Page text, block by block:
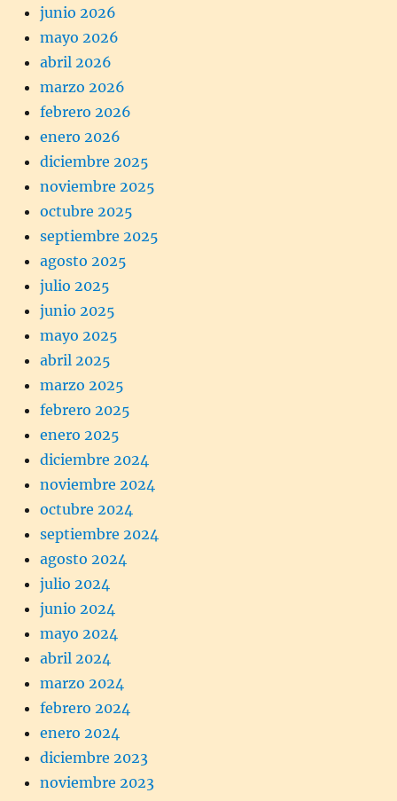
junio 2026
mayo 2026
abril 2026
marzo 2026
febrero 2026
enero 2026
diciembre 2025
noviembre 2025
octubre 2025
septiembre 2025
agosto 2025
julio 2025
junio 2025
mayo 2025
abril 2025
marzo 2025
febrero 2025
enero 2025
diciembre 2024
noviembre 2024
octubre 2024
septiembre 2024
agosto 2024
julio 2024
junio 2024
mayo 2024
abril 2024
marzo 2024
febrero 2024
enero 2024
diciembre 2023
noviembre 2023